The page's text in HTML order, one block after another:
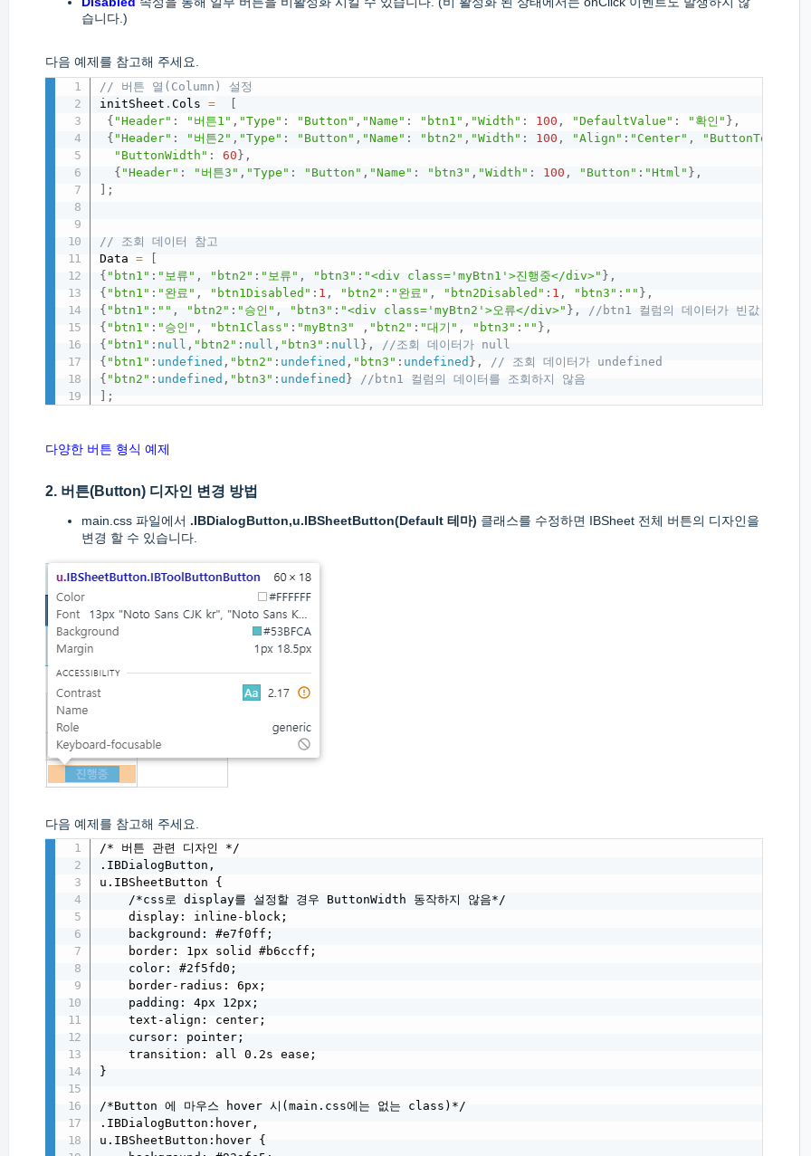
습니다.)
다음 예제를 참고해 주세요.
// 버튼 열(Column) 설정
initSheet .Cols =
{ "Header" : "버튼1" , "Type" : "Button" , "Name" : "btn1" , "Width" : 100 , "DefaultValue" : "확인" } ,
{ "Header" : "버튼2" , "Type" : "Button" , "Name" : "btn2" , "Width" : 100 , "Align" : "Center" , "ButtonText"
"ButtonWidth" : 60 } ,
{ "Header" : "버튼3" , "Type" : "Button" , "Name" : "btn3" , "Width" : 100 , "Button" : "Html" } ,
;
// 조회 데이터 참고
Data =
{ "btn1" : "보류" , "btn2" : "보류" , "btn3" : "<div class='myBtn1'>진행중</div>" } ,
{ "btn1" : "완료" , "btn1Disabled" : 1 , "btn2" : "완료" , "btn2Disabled" : 1 , "btn3" : "" } ,
{ "btn1" : "" , "btn2" : "승인" , "btn3" : "<div class='myBtn2'>오류</div>" } ,
//btn1 컬럼의 데이터가 빈값
{ "btn1" : "승인" , "btn1Class" : "myBtn3" , "btn2" : "대기" , "btn3" : "" } ,
{ "btn1" : null , "btn2" : null , "btn3" : null } ,
//조회 데이터가 null
{ "btn1" : undefined , "btn2" : undefined , "btn3" : undefined } ,
// 조회 데이터가 undefined
{ "btn2" : undefined , "btn3" : undefined }
//btn1 컬럼의 데이터를 조회하지 않음
;
다양한 버튼 형식 예제
2. 버튼(Button) 디자인 변경 방법
main.css 파일에서 .IBDialogButton,u.IBSheetButton(Default 테마) 클래스를 수정하면 IBSheet 전체 버튼의 디자인을
변경 할 수 있습니다.
다음 예제를 참고해 주세요.
/* 버튼 관련 디자인 */
.IBDialogButton,
u.IBSheetButton {
    /*css로 display를 설정할 경우 ButtonWidth 동작하지 않음*/
    display: inline-block;
    background: #e7f0ff;
    border: 1px solid #b6ccff;
    color: #2f5fd0;
    border-radius: 6px;
    padding: 4px 12px;
    text-align: center;
    cursor: pointer;
    transition: all 0.2s ease;
}
/*Button 에 마우스 hover 시(main.css에는 없는 class)*/
.IBDialogButton:hover,
u.IBSheetButton:hover {